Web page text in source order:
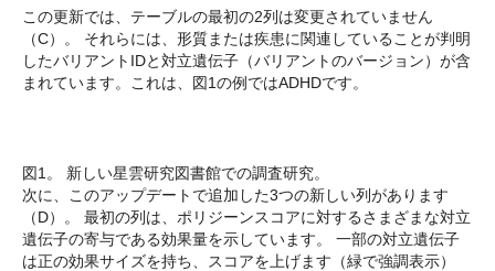
この更新では、テーブルの最初の2列は変更されていません
（C）。 それらには、形質または疾患に関連していることが判明
したバリアントIDと対立遺伝子（バリアントのバージョン）が含
まれています。これは、図1の例ではADHDです。
図1。 新しい星雲研究図書館での調査研究。
次に、このアップデートで追加した3つの新しい列があります
（D）。 最初の列は、ポリジーンスコアに対するさまざまな対立
遺伝子の寄与である効果量を示しています。 一部の対立遺伝子
は正の効果サイズを持ち、スコアを上げます（緑で強調表示）